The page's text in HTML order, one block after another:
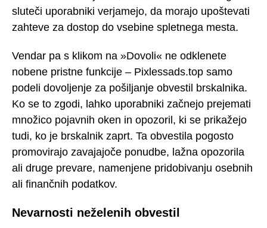
sluteči uporabniki verjamejo, da morajo upoštevati
zahteve za dostop do vsebine spletnega mesta.
Vendar pa s klikom na »Dovoli« ne odklenete
nobene pristne funkcije – Pixlessads.top samo
podeli dovoljenje za pošiljanje obvestil brskalnika.
Ko se to zgodi, lahko uporabniki začnejo prejemati
množico pojavnih oken in opozoril, ki se prikažejo
tudi, ko je brskalnik zaprt. Ta obvestila pogosto
promovirajo zavajajoče ponudbe, lažna opozorila
ali druge prevare, namenjene pridobivanju osebnih
ali finančnih podatkov.
Nevarnosti neželenih obvestil